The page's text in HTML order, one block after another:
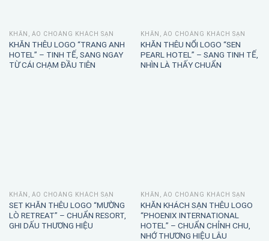
KHĂN, ÁO CHOÀNG KHÁCH SẠN
KHĂN THÊU LOGO “TRANG ANH
HOTEL” – TINH TẾ, SANG NGAY
TỪ CÁI CHẠM ĐẦU TIÊN
KHĂN, ÁO CHOÀNG KHÁCH SẠN
KHĂN THÊU NỔI LOGO “SEN
PEARL HOTEL” – SANG TINH TẾ,
NHÌN LÀ THẤY CHUẨN
KHĂN, ÁO CHOÀNG KHÁCH SẠN
SET KHĂN THÊU LOGO “MƯỜNG
LÒ RETREAT” – CHUẨN RESORT,
GHI DẤU THƯƠNG HIỆU
KHĂN, ÁO CHOÀNG KHÁCH SẠN
KHĂN KHÁCH SẠN THÊU LOGO
“PHOENIX INTERNATIONAL
HOTEL” – CHUẨN CHỈNH CHU,
NHỚ THƯƠNG HIỆU LÂU